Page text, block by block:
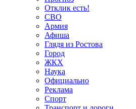
Отклик есть!
СВО
Армия
Афиша
Глядя из Ростова
Город
ЖКХ
Наука
Официально
Реклама
Спорт